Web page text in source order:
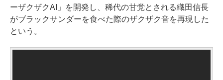
ーザクザクAI」を開発し、稀代の甘党とされる織田信長
がブラックサンダーを食べた際のザクザク音を再現した
という。